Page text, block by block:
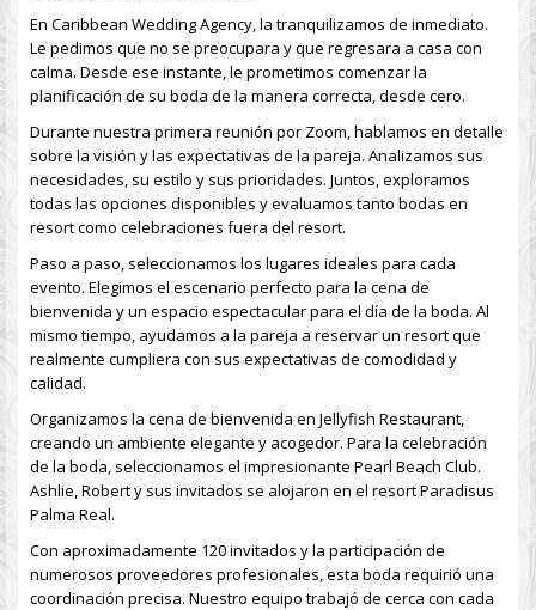
En Caribbean Wedding Agency, la tranquilizamos de inmediato.
Le pedimos que no se preocupara y que regresara a casa con
calma. Desde ese instante, le prometimos comenzar la
planificación de su boda de la manera correcta, desde cero.
Durante nuestra primera reunión por Zoom, hablamos en detalle
sobre la visión y las expectativas de la pareja. Analizamos sus
necesidades, su estilo y sus prioridades. Juntos, exploramos
todas las opciones disponibles y evaluamos tanto bodas en
resort como celebraciones fuera del resort.
Paso a paso, seleccionamos los lugares ideales para cada
evento. Elegimos el escenario perfecto para la cena de
bienvenida y un espacio espectacular para el día de la boda. Al
mismo tiempo, ayudamos a la pareja a reservar un resort que
realmente cumpliera con sus expectativas de comodidad y
calidad.
Organizamos la cena de bienvenida en Jellyfish Restaurant,
creando un ambiente elegante y acogedor. Para la celebración
de la boda, seleccionamos el impresionante Pearl Beach Club.
Ashlie, Robert y sus invitados se alojaron en el resort Paradisus
Palma Real.
Con aproximadamente 120 invitados y la participación de
numerosos proveedores profesionales, esta boda requirió una
coordinación precisa. Nuestro equipo trabajó de cerca con cada